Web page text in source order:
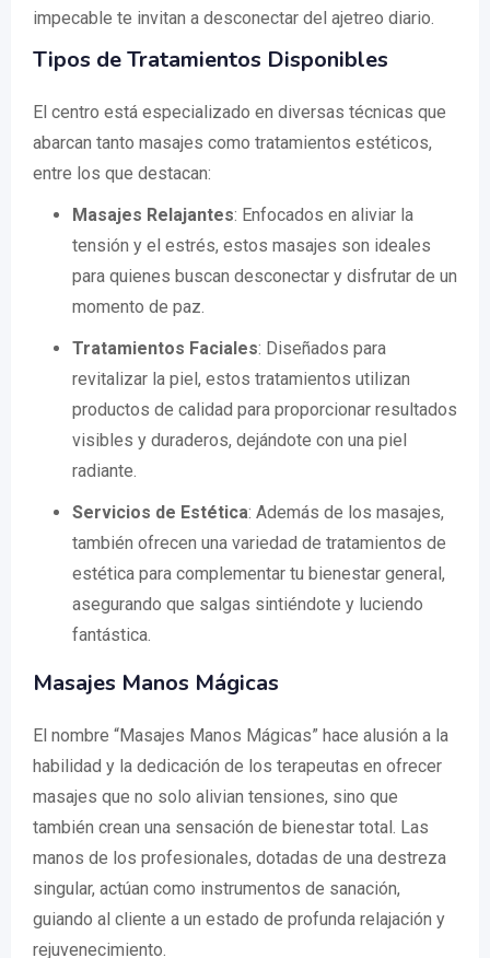
impecable te invitan a desconectar del ajetreo diario.
Tipos de Tratamientos Disponibles
El centro está especializado en diversas técnicas que
abarcan tanto masajes como tratamientos estéticos,
entre los que destacan:
Masajes Relajantes: Enfocados en aliviar la
tensión y el estrés, estos masajes son ideales
para quienes buscan desconectar y disfrutar de un
momento de paz.
Tratamientos Faciales: Diseñados para
revitalizar la piel, estos tratamientos utilizan
productos de calidad para proporcionar resultados
visibles y duraderos, dejándote con una piel
radiante.
Servicios de Estética: Además de los masajes,
también ofrecen una variedad de tratamientos de
estética para complementar tu bienestar general,
asegurando que salgas sintiéndote y luciendo
fantástica.
Masajes Manos Mágicas
El nombre “Masajes Manos Mágicas” hace alusión a la
habilidad y la dedicación de los terapeutas en ofrecer
masajes que no solo alivian tensiones, sino que
también crean una sensación de bienestar total. Las
manos de los profesionales, dotadas de una destreza
singular, actúan como instrumentos de sanación,
guiando al cliente a un estado de profunda relajación y
rejuvenecimiento.